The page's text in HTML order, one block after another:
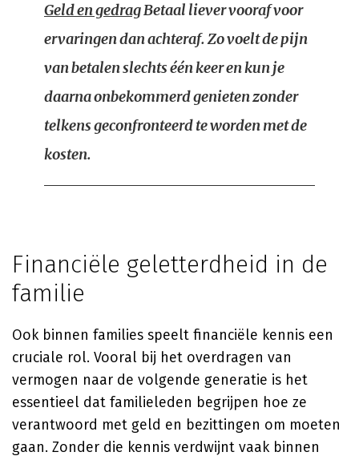
Geld en gedragBetaal liever vooraf voor
ervaringen dan achteraf. Zo voelt de pijn
van betalen slechts één keer en kun je
daarna onbekommerd genieten zonder
telkens geconfronteerd te worden met de
kosten.
Financiële geletterdheid in de
familie
Ook binnen families speelt financiële kennis een
cruciale rol. Vooral bij het overdragen van
vermogen naar de volgende generatie is het
essentieel dat familieleden begrijpen hoe ze
verantwoord met geld en bezittingen om moeten
gaan. Zonder die kennis verdwijnt vaak binnen